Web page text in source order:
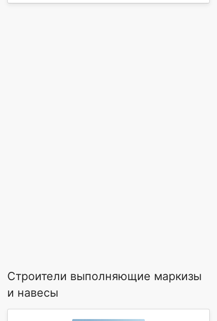
Строители выполняющие маркизы
и навесы